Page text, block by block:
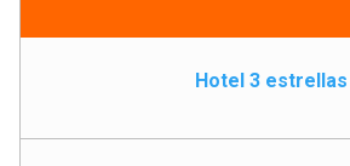
Hotel 3 estrellas